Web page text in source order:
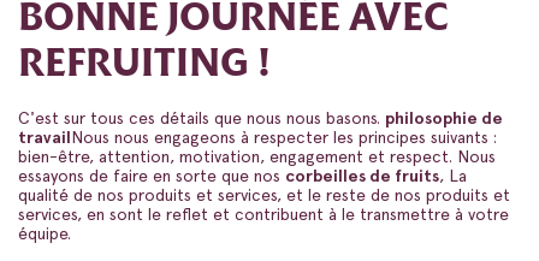
BONNE JOURNÉE AVEC
REFRUITING !
C'est sur tous ces détails que nous nous basons. philosophie de
travailNous nous engageons à respecter les principes suivants :
bien-être, attention, motivation, engagement et respect. Nous
essayons de faire en sorte que nos corbeilles de fruits, La
qualité de nos produits et services, et le reste de nos produits et
services, en sont le reflet et contribuent à le transmettre à votre
équipe.